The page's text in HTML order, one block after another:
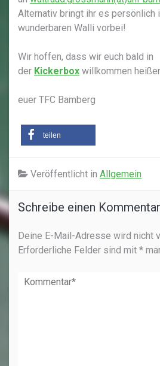
Alternativ bringt ihr es persönlich
wunderbaren Walli vorbei!
Wir hoffen, dass wir euch bald in
der Kickerbox willkommen
euer TFC Bamberg
teilen
Veröffentlicht in Allgemein
Schreibe einen Kommentar
Deine E-Mail-Adresse wird nicht
Erforderliche Felder sind mit *